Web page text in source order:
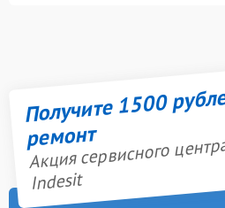
Получите 1500
ремонт
Акция сервисного
Indesit